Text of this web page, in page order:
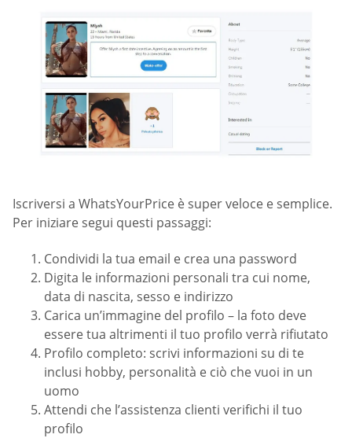
Iscriversi a WhatsYourPrice è super veloce e semplice.
Per iniziare segui questi passaggi:
Condividi la tua email e crea una password
Digita le informazioni personali tra cui nome,
data di nascita, sesso e indirizzo
Carica un’immagine del profilo – la foto deve
essere tua altrimenti il tuo profilo verrà rifiutato
Profilo completo: scrivi informazioni su di te
inclusi hobby, personalità e ciò che vuoi in un
uomo
Attendi che l’assistenza clienti verifichi il tuo
profilo